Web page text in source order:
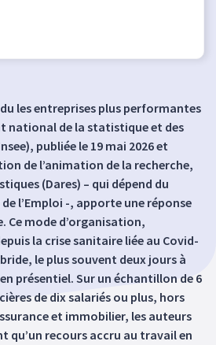
les entreprises plus performantes
national de la statistique et des
publiée le 19 mai 2026 et
de l’animation de la recherche,
(Dares) – qui dépend du
l’Emploi -, apporte une réponse
Ce mode d’organisation,
la crise sanitaire liée au Covid-
le plus souvent deux jours à
présentiel. Sur un échantillon de 6
de dix salariés ou plus, hors
et immobilier, les auteurs
qu’un recours accru au travail en